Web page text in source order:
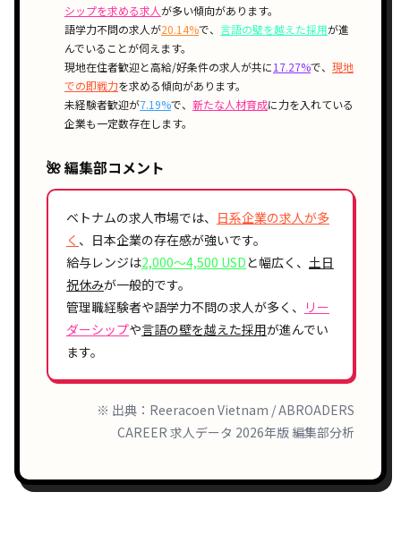
シップを求める求人が多い傾向があります。
語学力不問の求人が20.14%で、 言語の壁を越えた採用が進
んでいることが伺えます。
現地在住者歓迎と高給/好条件の求人が共に17.27%で、 現地
での即戦力を求める傾向があります。
未経験者歓迎が7.19%で、 新たな人材育成に力を入れている
企業も一定数存在します。
🌺 編集部コメント
ベトナムの求人市場では、 日系企業の求人が多
く 、日本企業の存在感が強いです。
給与レンジは2,000〜4,500 USDと幅広く、 土日
祝休みが一般的です。
管理職経験者や語学力不問の求人が多く、
リー
ダーシップや言語の壁を越えた採用が進んでい
ます。
※ 出典：Reeracoen Vietnam / ABROADERS
CAREER 求人データ 2026年版 編集部分析